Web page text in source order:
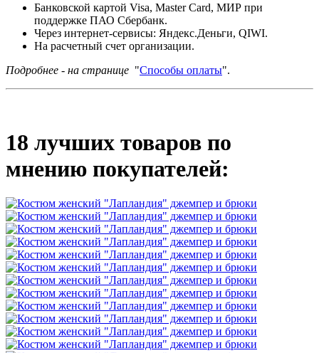
Банковской картой Visa, Master Card, МИР при
поддержке ПАО Сбербанк.
Через интернет-сервисы: Яндекс.Деньги, QIWI.
На расчетный счет организации.
Подробнее - на странице "Способы оплаты".
18 лучших товаров по
мнению покупателей: